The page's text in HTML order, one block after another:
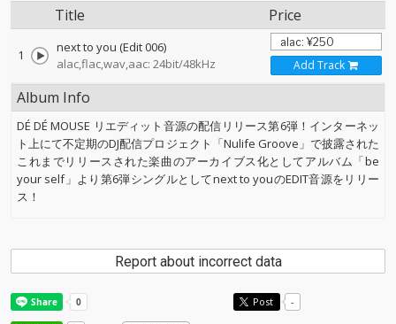
Title Price
1
next to you (Edit 006)
alac,flac,wav,aac: 24bit/48kHz
Add Track
Album Info
DÉ DÉ MOUSE リエディット音源の配信リリース第6弾！インターネッ
ト上にて不定期のDJ配信プロジェクト「Nulife Groove」で披露された
これまでリリースされた楽曲のアーカイブス化としてアルバム「be
your self」より第6弾シングルとしてnext to youのEDIT音源をリリー
ス！
Report about incorrect data
Post -